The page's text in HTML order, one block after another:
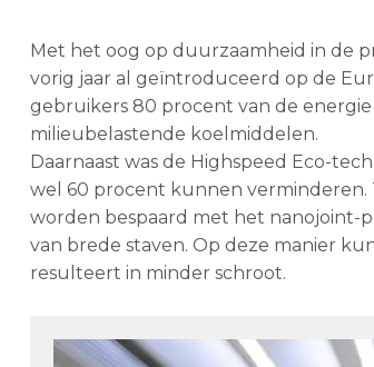
Met het oog op duurzaamheid in de
vorig jaar al geïntroduceerd op de
gebruikers 80 procent van de
milieubelastende koelmiddelen.
Daarnaast was de Highspeed Eco-
wel 60 procent kunnen
worden bespaard met het nanojoint-
van brede staven. Op deze manier
resulteert in minder schroot.